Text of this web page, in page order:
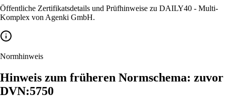
Öffentliche Zertifikatsdetails und Prüfhinweise zu DAILY40 - Multi-
Komplex von Agenki GmbH.
Normhinweis
Hinweis zum früheren Normschema: zuvor
DVN:5750